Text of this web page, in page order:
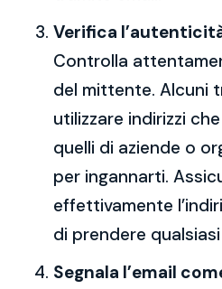
Verifica
Controlla
del mittente. Alcuni
utilizzare indirizzi
quelli di aziende o
per ingannarti.
effettivamente
di prendere
Segnala l’email